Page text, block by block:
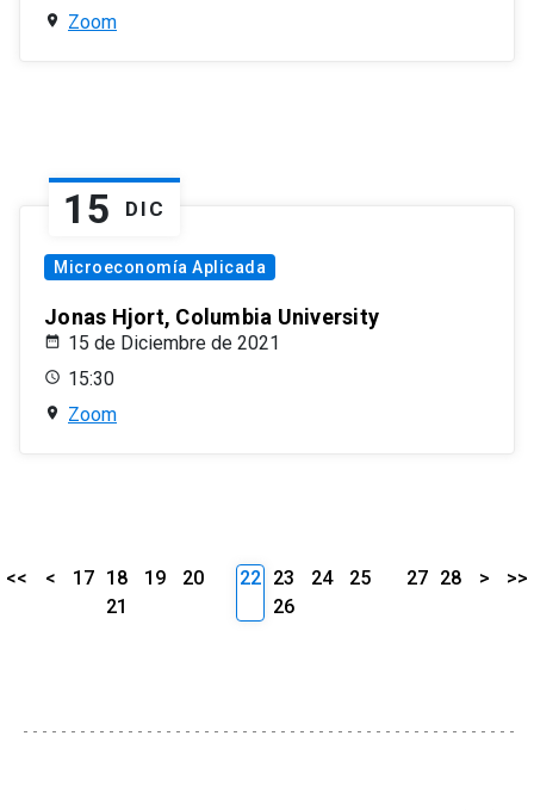
Zoom
15 DIC
Microeconomía Aplicada
Jonas Hjort, Columbia University
15 de Diciembre de 2021
15:30
Zoom
<< < 17 18 19
20
21
22 23 24
25
26
27 28 > >>